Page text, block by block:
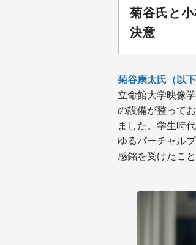
菊谷氏と
決意
菊谷康太氏（以下
立命館大学映像
の設備が整って
ました。学生時
ゆるバーチャル
感銘を受けたこ